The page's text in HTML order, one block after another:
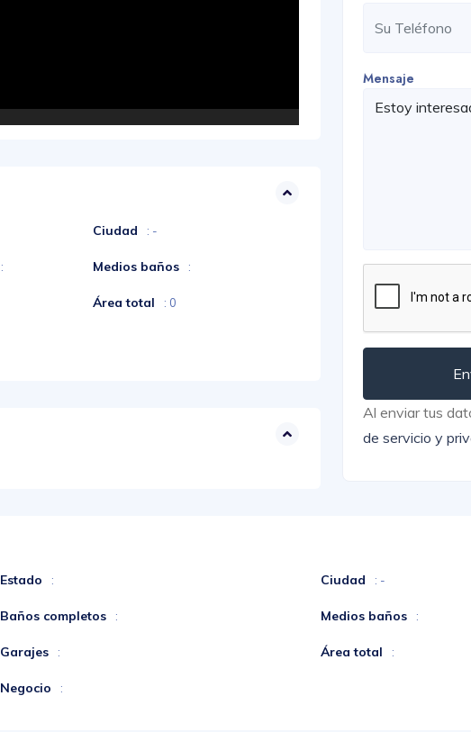
Ciudad : -
: Medios baños :
Área total : 0
Mensaje
Al enviar tus
de servicio y
Estado : Ciudad : -
Baños completos : Medios baños :
Garajes : Área total :
Negocio :